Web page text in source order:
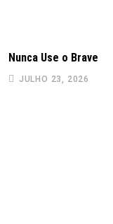
Nunca Use o Brave
JULHO 23, 2026